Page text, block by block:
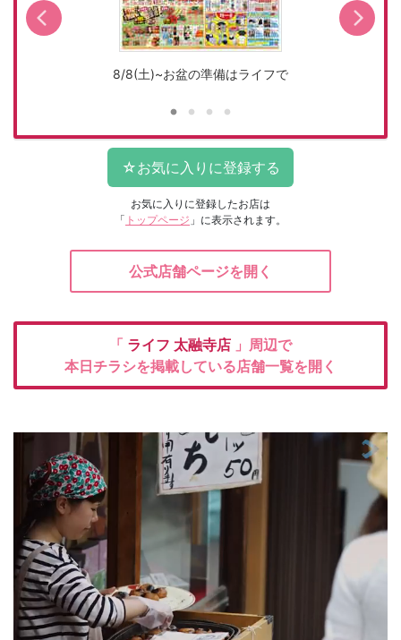
8/8(土)~お盆の準備はライフで
お気に入りに登録したお店は
「 トップページ 」に表示されます。
公式店舗ページを開く
「 ライフ 太融寺店 」周辺で
本日チラシを掲載している店舗一覧を開く